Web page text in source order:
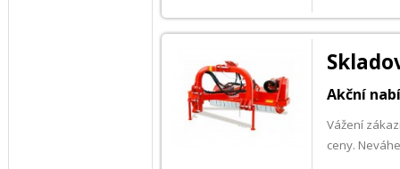
Akční
Vážení
ceny.